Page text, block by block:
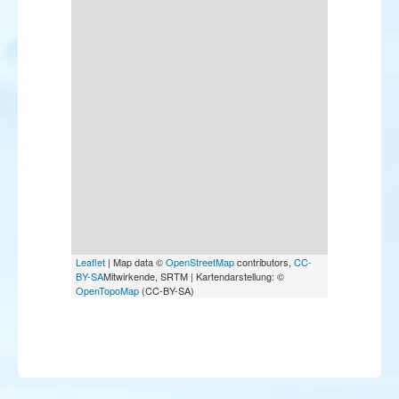
Leaflet | Map data ©OpenStreetMapcontributors, CC-
BY-SAMitwirkende, SRTM | Kartendarstellung: ©
OpenTopoMap (CC-BY-SA)